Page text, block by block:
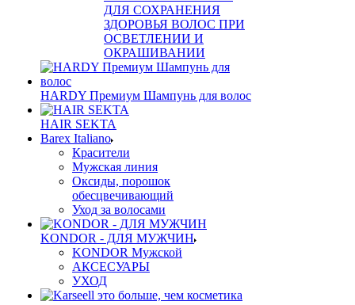
ДЛЯ СОХРАНЕНИЯ
ЗДОРОВЬЯ ВОЛОС ПРИ
ОСВЕТЛЕНИИ И
ОКРАШИВАНИИ
HARDY Премиум Шампунь для волос
HAIR SEKTA
Barex Italiano
Красители
Мужская линия
Оксиды, порошок
обесцвечивающий
Уход за волосами
KONDOR - ДЛЯ МУЖЧИН
KONDOR Мужской
АКСЕСУАРЫ
УХОД